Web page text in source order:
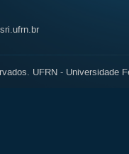
UFRN - Universidade